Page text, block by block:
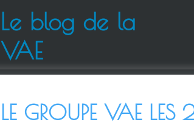
Le blog de la
VAE
LE GROUPE VAE